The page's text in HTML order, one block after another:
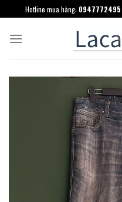
to
content
Hotline mua hàng: 0947772495